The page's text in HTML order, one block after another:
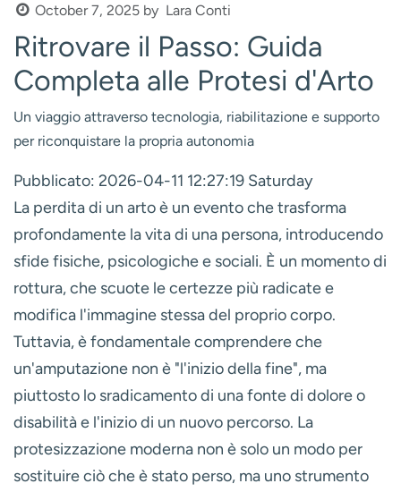
October 7, 2025 by Lara Conti
Ritrovare il Passo: Guida
Completa alle Protesi d'Arto
Un viaggio attraverso tecnologia, riabilitazione e supporto
per riconquistare la propria autonomia
Pubblicato: 2026-04-11 12:27:19 Saturday
La perdita di un arto è un evento che trasforma
profondamente la vita di una persona, introducendo
sfide fisiche, psicologiche e sociali. È un momento di
rottura, che scuote le certezze più radicate e
modifica l'immagine stessa del proprio corpo.
Tuttavia, è fondamentale comprendere che
un'amputazione non è "l'inizio della fine", ma
piuttosto lo sradicamento di una fonte di dolore o
disabilità e l'inizio di un nuovo percorso. La
protesizzazione moderna non è solo un modo per
sostituire ciò che è stato perso, ma uno strumento